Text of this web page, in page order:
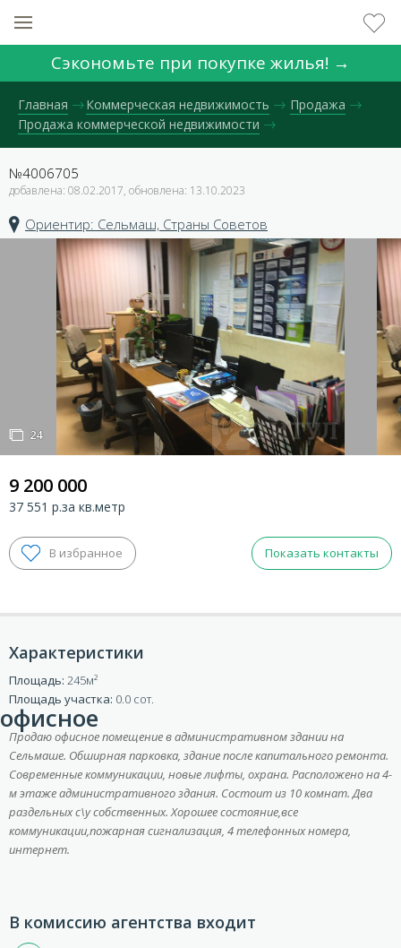
ВХОД ДЛЯ КЛИЕНТОВ
Сэкономьте при покупке жилья! →
Главная Коммерческая недвижимость
Продажа
Продажа коммерческой недвижимости
№4006705
добавлена: 08.02.2017, обновлена: 13.10.2023
24
Ориентир: Сельмаш, Страны Советов
24
9 200 000
37 551 р.за кв.метр
Показать контакты
Характеристики
Площадь: 245
Площадь участка: 0.0 сот.
офисное
Продаю офисное помещение в административном здании на
Сельмаше. Обширная парковка, здание после капитального ремонта.
Современные коммуникации, новые лифты, охрана. Расположено на 4-
м этаже административного здания. Состоит из 10 комнат. Два
раздельных с\у собственных. Хорошее состояние,все
коммуникации,пожарная сигнализация, 4 телефонных номера,
интернет.
В комиссию агентства входит